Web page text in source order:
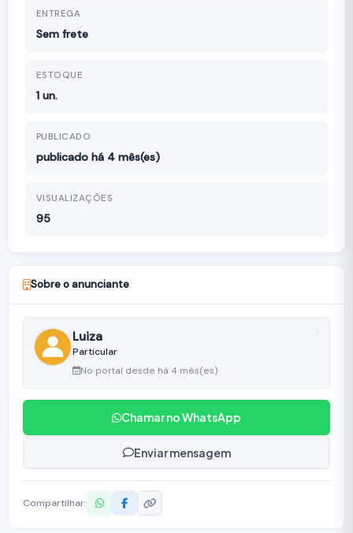
ENTREGA
Sem frete
ESTOQUE
1 un.
PUBLICADO
publicado há 4 mês(es)
VISUALIZAÇÕES
95
Sobre o anunciante
Luiza
Particular
No portal desde há 4 mês(es)
Chamar no WhatsApp
Enviar mensagem
Compartilhar: